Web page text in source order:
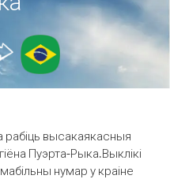
высакаякасныя
Пуэрта-Рыка.Выклікі
нумар у краіне